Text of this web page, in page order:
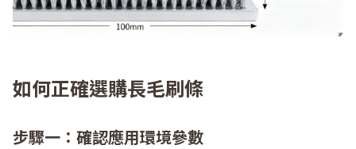
如何正確選購長毛刷條
步驟一：確認應用環境參數